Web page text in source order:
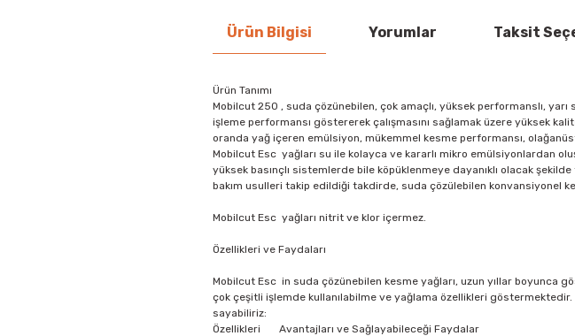
Ürün Bilgisi Yorumlar Taksit
Ürün Tanımı
Mobilcut 250 , suda çözünebilen, çok amaçlı, yüksek performanslı,
işleme performansı göstererek çalışmasını sağlamak üzere yüksek
oranda yağ içeren emülsiyon, mükemmel kesme performansı,
Mobilcut Esc yağları su ile kolayca ve kararlı mikro emülsiyonlardan
yüksek basınçlı sistemlerde bile köpüklenmeye dayanıklı olacak
bakım usulleri takip edildiği takdirde, suda çözülebilen konvansiyonel
Mobilcut Esc yağları nitrit ve klor içermez.
Özellikleri ve Faydaları
Mobilcut Esc in suda çözünebilen kesme yağları, uzun yıllar boyunca
çok çeşitli işlemde kullanılabilme ve yağlama özellikleri
sayabiliriz:
Özellikleri Avantajları ve Sağlayabileceği Faydalar